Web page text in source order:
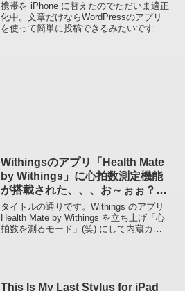
携帯を iPhone に替えたのでただいま適正
化中。文章だけならWordPressのアプリ
を使って簡単に投稿できるみたいです
Withingsのアプリ「Health Mate
by Withings」に心拍数測定機能
が搭載された、、、お～ぉぉ？ず
っと前からあった？(^_^;)
タイトルの通りです。Withings のアプリ
Health Mate by Withings を立ち上げ「心
拍数を測るモード」(笑) にして内蔵カメ
This Is My Last Stylus for iPad